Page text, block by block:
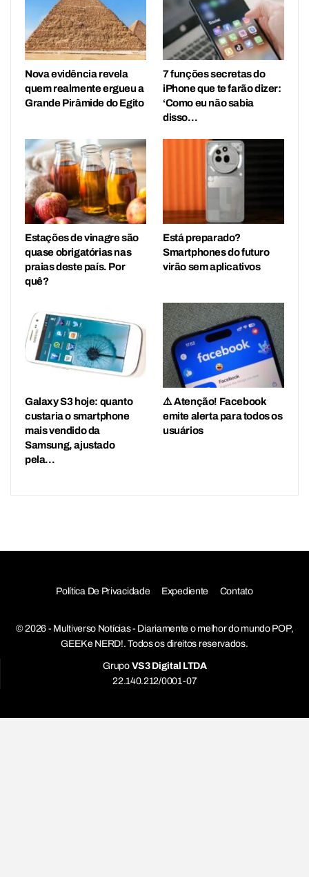
Nova evidência revela
quem realmente ergueu a
Grande Pirâmide do Egito
7 funções secretas do
iPhone que te farão dizer:
‘Como eu não sabia
disso…
Estações de vinagre são
quase obrigatórias nas
praias deste país. Por
quê?
Está preparado?
Smartphones do futuro
virão sem aplicativos
Galaxy S3 hoje: quanto
custaria o smartphone
mais vendido da
Samsung, ajustado
pela…
⚠️ Atenção! Facebook
emite alerta para todos os
usuários
Política De Privacidade Expediente Contato
© 2026 - Multiverso Notícias - Diariamente o melhor do mundo POP,
GEEK e NERD!. Todos os direitos reservados.
Grupo VS3 Digital LTDA
22.140.212/0001-07